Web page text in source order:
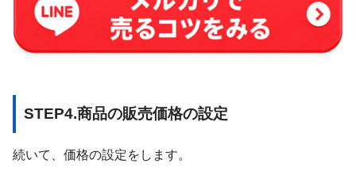
STEP4.商品の販売価格の設定
続いて、価格の設定をします。